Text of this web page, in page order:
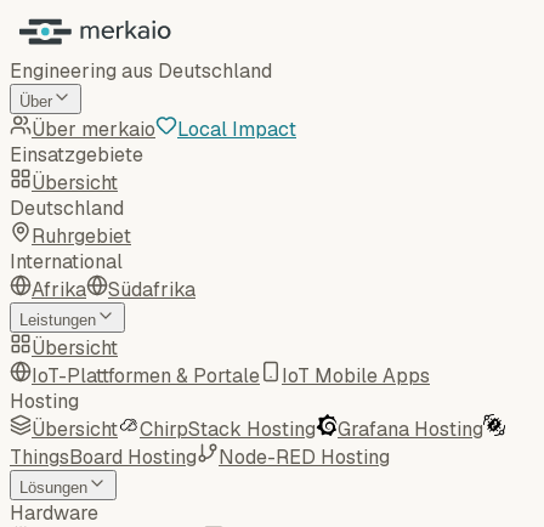
Engineering aus Deutschland
Über
Über merkaio
Local Impact
Einsatzgebiete
Übersicht
Deutschland
Ruhrgebiet
International
Afrika
Südafrika
Leistungen
Übersicht
IoT-Plattformen & Portale
IoT Mobile Apps
Hosting
Übersicht
ChirpStack Hosting
Grafana Hosting
ThingsBoard Hosting
Node-RED Hosting
Lösungen
Hardware